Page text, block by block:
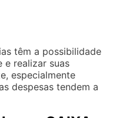
têm a possibilidade
e realizar suas
especialmente
despesas tendem a